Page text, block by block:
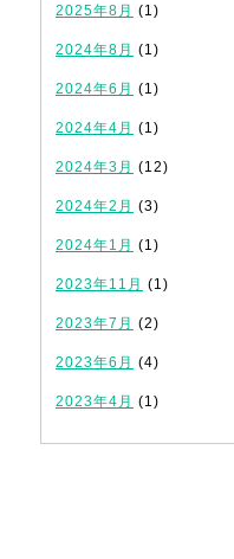
2025年8月 (1)
2024年8月 (1)
2024年6月 (1)
2024年4月 (1)
2024年3月 (12)
2024年2月 (3)
2024年1月 (1)
2023年11月 (1)
2023年7月 (2)
2023年6月 (4)
2023年4月 (1)